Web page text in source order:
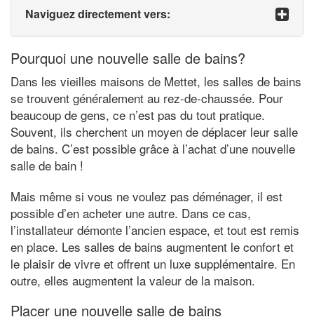
Naviguez directement vers:
Pourquoi une nouvelle salle de bains?
Dans les vieilles maisons de Mettet, les salles de bains
se trouvent généralement au rez-de-chaussée. Pour
beaucoup de gens, ce n’est pas du tout pratique.
Souvent, ils cherchent un moyen de déplacer leur salle
de bains. C’est possible grâce à l’achat d’une nouvelle
salle de bain !
Mais même si vous ne voulez pas déménager, il est
possible d’en acheter une autre. Dans ce cas,
l’installateur démonte l’ancien espace, et tout est remis
en place. Les salles de bains augmentent le confort et
le plaisir de vivre et offrent un luxe supplémentaire. En
outre, elles augmentent la valeur de la maison.
Placer une nouvelle salle de bains